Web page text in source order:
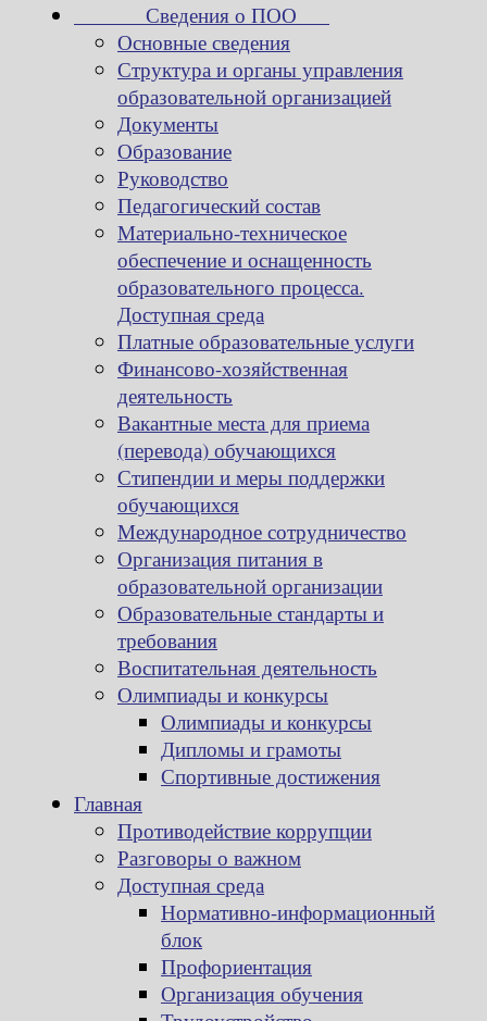
Сведения о ПОО
Основные сведения
Структура и органы управления
образовательной организацией
Документы
Образование
Руководство
Педагогический состав
Материально-техническое
обеспечение и оснащенность
образовательного процесса.
Доступная среда
Платные образовательные услуги
Финансово-хозяйственная
деятельность
Вакантные места для приема
(перевода) обучающихся
Стипендии и меры поддержки
обучающихся
Международное сотрудничество
Организация питания в
образовательной организации
Образовательные стандарты и
требования
Воспитательная деятельность
Олимпиады и конкурсы
Олимпиады и конкурсы
Дипломы и грамоты
Спортивные достижения
Главная
Противодействие коррупции
Разговоры о важном
Доступная среда
Нормативно-информационный
блок
Профориентация
Организация обучения